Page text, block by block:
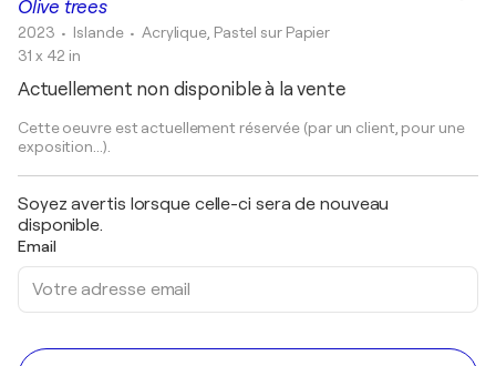
Olive trees
2023 • Islande • Acrylique, Pastel sur Papier
31 x 42 in
Actuellement non disponible à la vente
Cette oeuvre est actuellement réservée (par un client, pour une
exposition...).
Soyez avertis lorsque celle-ci sera de nouveau
disponible.
Email